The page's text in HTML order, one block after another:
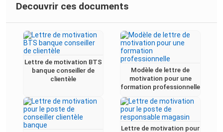
Decouvrir ces documents
Lettre de motivation BTS
banque conseiller de
clientèle
Modèle de lettre de
motivation pour une
formation professionnelle
Lettre de motivation pour